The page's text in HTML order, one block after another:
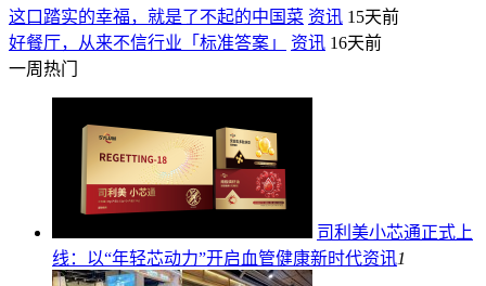
这口踏实的幸福，就是了不起的中国菜 资讯 15天前
好餐厅，从来不信行业「标准答案」
资讯 16天前
一周热门
司利美小芯通正式上
线：以“年轻芯动力”开启血管健康新时代资讯1